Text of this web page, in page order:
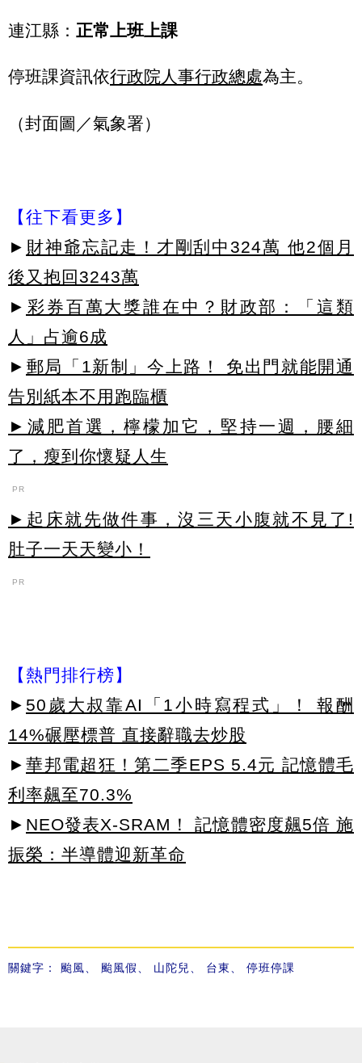
連江縣： 正常上班上課
停班課資訊依行政院人事行政總處為主。
（封面圖／氣象署）
【往下看更多】
► 財神爺忘記走！才剛刮中324萬 他2個月
後又抱回3243萬
► 彩券百萬大獎誰在中？財政部：「這類
人」占逾6成
► 郵局「1新制」今上路！ 免出門就能開通
告別紙本不用跑臨櫃
►減肥首選，檸檬加它，堅持一週，腰細
了，瘦到你懷疑人生
PR
►起床就先做件事，沒三天小腹就不見了!
肚子一天天變小！
PR
【熱門排行榜】
► 50歲大叔靠AI「1小時寫程式」！ 報酬
14%碾壓標普 直接辭職去炒股
► 華邦電超狂！第二季EPS 5.4元 記憶體毛
利率飆至70.3%
► NEO發表X-SRAM！ 記憶體密度飆5倍 施
振榮：半導體迎新革命
關鍵字： 颱風、 颱風假、 山陀兒、 台東、 停班停課